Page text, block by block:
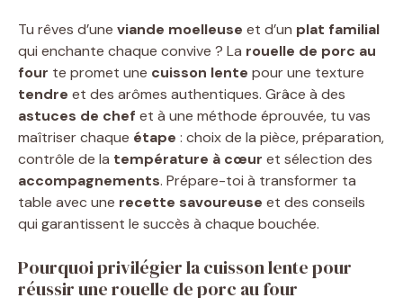
Tu rêves d’une viande moelleuse et d’un plat familial
qui enchante chaque convive ? La rouelle de porc au
four te promet une cuisson lente pour une texture
tendre et des arômes authentiques. Grâce à des
astuces de chef et à une méthode éprouvée, tu vas
maîtriser chaque étape : choix de la pièce, préparation,
contrôle de la température à cœur et sélection des
accompagnements. Prépare-toi à transformer ta
table avec une recette savoureuse et des conseils
qui garantissent le succès à chaque bouchée.
Pourquoi privilégier la cuisson lente pour
réussir une rouelle de porc au four